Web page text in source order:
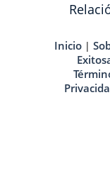
Inicio |